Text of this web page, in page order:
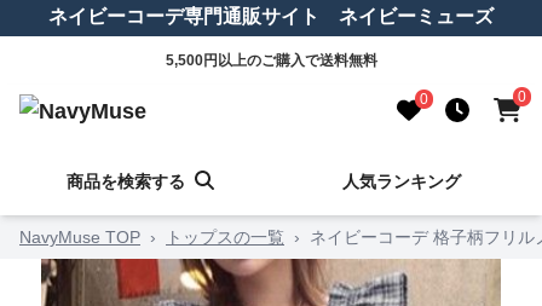
ネイビーコーデ専門通販サイト ネイビーミューズ
5,500円以上のご購入で送料無料
0 0
商品を検索する 人気ランキング
NavyMuse TOP › トップスの一覧 › ネイビーコーデ 格子柄フリ